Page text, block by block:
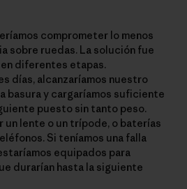
comprometer lo menos
sobre ruedas. La solución fue
diferentes etapas.
días, alcanzaríamos nuestro
basura y cargaríamos suficiente
puesto sin tanto peso.
un lente o un trípode, o baterías
Si teníamos una falla
equipados para
durarían hasta la siguiente